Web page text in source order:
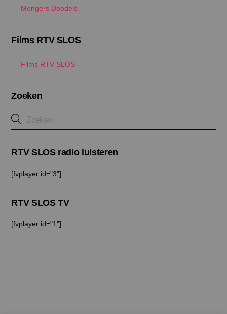
Mengers Doodels
Films RTV SLOS
Films RTV SLOS
Zoeken
RTV SLOS radio luisteren
[fvplayer id="3"]
RTV SLOS TV
[fvplayer id="1"]